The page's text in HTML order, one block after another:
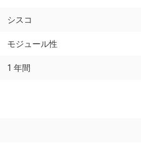
シスコ
モジュール性
1 年間